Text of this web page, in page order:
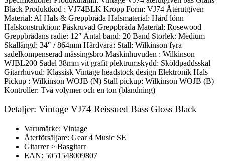
Black Produktkod : VJ74BLK Kropp Form: VJ74 Återutgiven
Material: Al Hals & Greppbräda Halsmaterial: Hård lönn
Halskonstruktion: Påskruvad Greppbräda Material: Rosewood
Greppbrädans radie: 12″ Antal band: 20 Band Storlek: Medium
Skallängd: 34″ / 864mm Hårdvara: Stall: Wilkinson fyra
sadelkompenserad mässingsbro Maskinhuvuden : Wilkinson
WJBL200 Sadel 38mm vit grafit plektrumskydd: Sköldpaddsskal
Gitarrhuvud: Klassisk Vintage headstock design Elektronik Hals
Pickup : Wilkinson WOJB (N) Stall pickup: Wilkinson WOJB (B)
Kontroller: Två volymer och en ton (blandning)
Detaljer: Vintage VJ74 Reissued Bass Gloss Black
Varumärke: Vintage
Återförsäljare: Gear 4 Music SE
Gitarrer > Basgitarr
EAN: 5051548009807